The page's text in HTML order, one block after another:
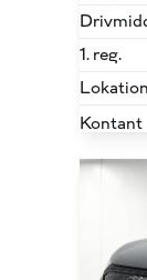
1. reg.
Lokation
Kontant